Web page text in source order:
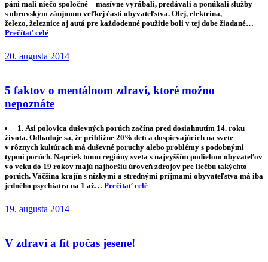
páni mali niečo spoločné – masívne vyrábali, predávali a ponúkali služby
s obrovským záujmom veľkej časti obyvateľstva. Olej, elektrina,
železo, železnice aj autá pre každodenné použitie boli v tej dobe žiadané…
Prečítať celé
20. augusta 2014
5 faktov o mentálnom zdraví, ktoré možno
nepoznáte
1. Asi polovica duševných porúch začína pred dosiahnutím 14. roku
života. Odhaduje sa, že približne 20% detí a dospievajúcich na svete
v rôznych kultúrach má duševné poruchy alebo problémy s podobnými
typmi porúch. Napriek tomu regióny sveta s najvyšším podielom obyvateľov
vo veku do 19 rokov majú najhoršiu úroveň zdrojov pre liečbu takýchto
porúch. Väčšina krajín s nízkymi a strednými príjmami obyvateľstva má iba
jedného psychiatra na 1 až… Prečítať celé
19. augusta 2014
V zdraví a fit počas jesene!